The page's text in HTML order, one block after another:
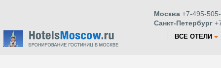
Москва +7-495-
Санкт-Петербург
ВСЕ ОТЕЛИ